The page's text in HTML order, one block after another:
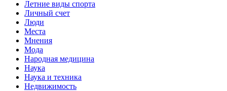
Летние виды спорта
Личный счет
Люди
Места
Мнения
Мода
Народная медицина
Наука
Наука и техника
Недвижимость